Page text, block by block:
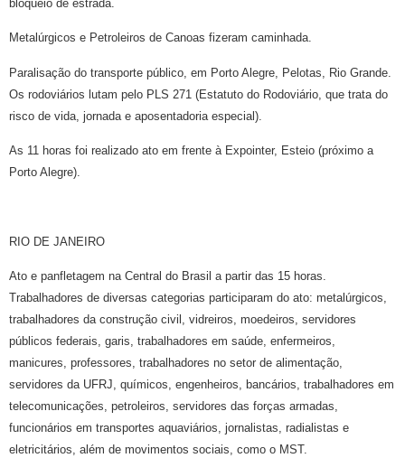
bloqueio de estrada.
Metalúrgicos e Petroleiros de Canoas fizeram caminhada.
Paralisação do transporte público, em Porto Alegre, Pelotas, Rio Grande.
Os rodoviários lutam pelo PLS 271 (Estatuto do Rodoviário, que trata do
risco de vida, jornada e aposentadoria especial).
As 11 horas foi realizado ato em frente à Expointer, Esteio (próximo a
Porto Alegre).
RIO DE JANEIRO
Ato e panfletagem na Central do Brasil a partir das 15 horas.
Trabalhadores de diversas categorias participaram do ato: metalúrgicos,
trabalhadores da construção civil, vidreiros, moedeiros, servidores
públicos federais, garis, trabalhadores em saúde, enfermeiros,
manicures, professores, trabalhadores no setor de alimentação,
servidores da UFRJ, químicos, engenheiros, bancários, trabalhadores em
telecomunicações, petroleiros, servidores das forças armadas,
funcionários em transportes aquaviários, jornalistas, radialistas e
eletricitários, além de movimentos sociais, como o MST.